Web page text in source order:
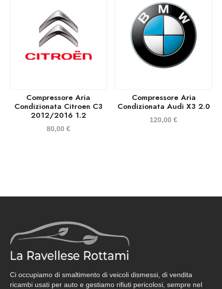
Compressore Aria
Condizionata Citroen C3
2012/2016 1.2
80,00 €
Compressore Aria
Condizionata Audi X3 2.0
120,00€
Ci occupiamo di smaltimento di veicoli dismessi, di vendita
ricambi usati per auto e gestiamo rifiuti pericolosi, sempre nel